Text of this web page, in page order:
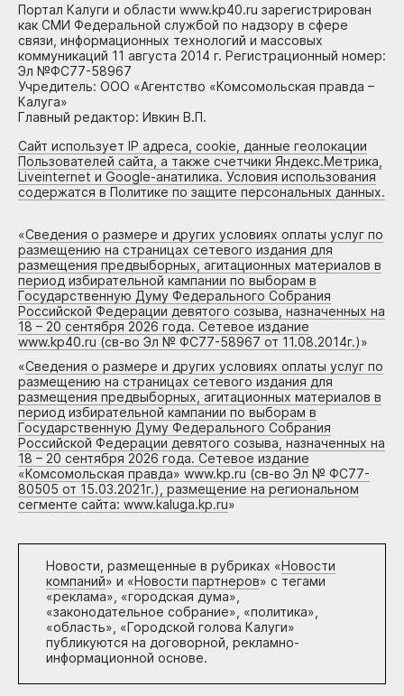
Портал Калуги и области www.kp40.ru зарегистрирован
как СМИ Федеральной службой по надзору в сфере
связи, информационных технологий и массовых
коммуникаций 11 августа 2014 г. Регистрационный номер:
Эл №ФС77-58967
Учредитель: ООО «Агентство «Комсомольская правда –
Калуга»
Главный редактор: Ивкин В.П.
Сайт использует IP адреса, cookie, данные геолокации
Пользователей сайта, а также счетчики Яндекс.Метрика,
Liveinternet и Google-анатилика. Условия использования
содержатся в Политике по защите персональных данных.
«Сведения о размере и других условиях оплаты услуг по
размещению на страницах сетевого издания для
размещения предвыборных, агитационных материалов в
период избирательной кампании по выборам в
Государственную Думу Федерального Собрания
Российской Федерации девятого созыва, назначенных на
18 – 20 сентября 2026 года. Сетевое издание
www.kp40.ru (св-во Эл № ФС77-58967 от 11.08.2014г.)»
«Сведения о размере и других условиях оплаты услуг по
размещению на страницах сетевого издания для
размещения предвыборных, агитационных материалов в
период избирательной кампании по выборам в
Государственную Думу Федерального Собрания
Российской Федерации девятого созыва, назначенных на
18 – 20 сентября 2026 года. Сетевое издание
«Комсомольская правда» www.kp.ru (св-во Эл № ФС77-
80505 от 15.03.2021г.), размещение на региональном
сегменте сайта: www.kaluga.kp.ru»
Новости, размещенные в рубриках «Новости
компаний» и «Новости партнеров» с тегами
«реклама», «городская дума»,
«законодательное собрание», «политика»,
«область», «Городской голова Калуги»
публикуются на договорной, рекламно-
информационной основе.